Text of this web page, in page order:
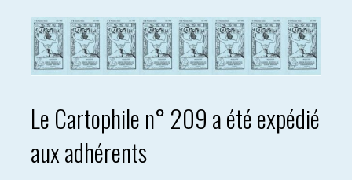
Le Cartophile n° 209 a été expédié
aux adhérents